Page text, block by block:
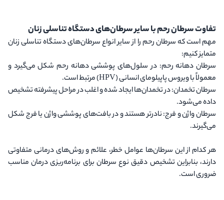
تفاوت سرطان رحم با سایر سرطان‌های دستگاه تناسلی زنان
مهم است که سرطان رحم را از سایر انواع سرطان‌های دستگاه تناسلی زنان
متمایز کنیم:
سرطان دهانه رحم: در سلول‌های پوششی دهانه رحم شکل می‌گیرد و
معمولاً با ویروس پاپیلومای انسانی (HPV) مرتبط است.
سرطان تخمدان: در تخمدان‌ها ایجاد شده و اغلب در مراحل پیشرفته تشخیص
داده می‌شود.
سرطان واژن و فرج: نادرتر هستند و در بافت‌های پوششی واژن یا فرج شکل
می‌گیرند.
هر کدام از این سرطان‌ها عوامل خطر، علائم و روش‌های درمانی متفاوتی
دارند، بنابراین تشخیص دقیق نوع سرطان برای برنامه‌ریزی درمان مناسب
ضروری است.